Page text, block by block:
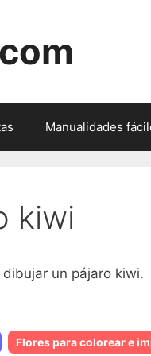
Manualidades
kiwi
un pájaro kiwi.
Flores para colorear e